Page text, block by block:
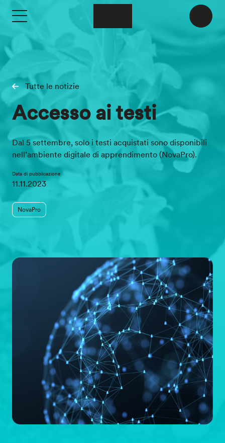
Tutte le notizie
Accesso ai testi
Dal 5 settembre, solo i testi acquistati sono disponibili
nell’ambiente digitale di apprendimento (NovaPro).
Data di pubblicazione
11.11.2023
NovaPro